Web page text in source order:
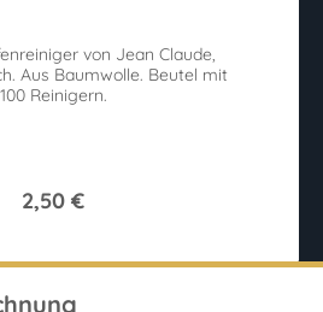
von Jean Claude,
Aus Baumwolle. Beutel mit
100 Reinigern.
2,50 €